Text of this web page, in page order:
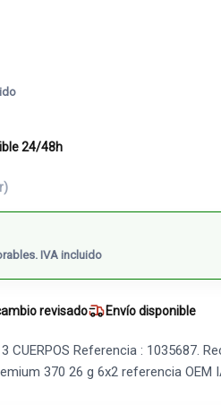
24/48h
IVA incluido
revisado Envío disponible
3 CUERPOS Referencia : 1035687.
370 26 g 6x2 referencia OEM